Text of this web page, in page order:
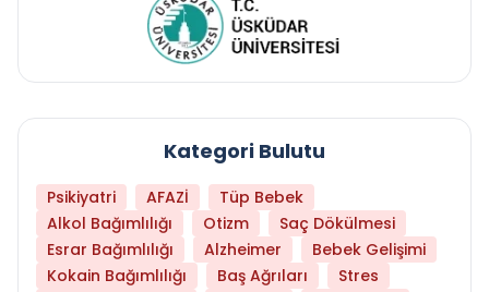
Kategori Bulutu
Psikiyatri AFAZİ
Tüp Bebek
Alkol Bağımlılığı
Otizm
Saç Dökülmesi
Esrar Bağımlılığı
Alzheimer
Bebek Gelişimi
Kokain Bağımlılığı
Baş Ağrıları
Stres